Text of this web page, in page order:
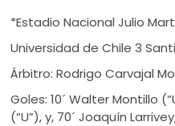
*Estadio Nacional Julio
Universidad de Chile 3
Árbitro: Rodrigo Carvajal
Goles: 10´ Walter Montillo
(“U”), y, 70´ Joaquín